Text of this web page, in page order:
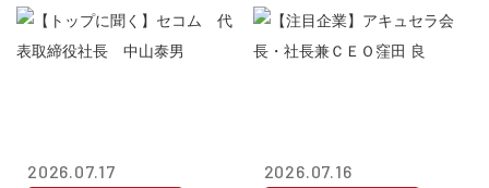
2026.07.17 2026.07.16